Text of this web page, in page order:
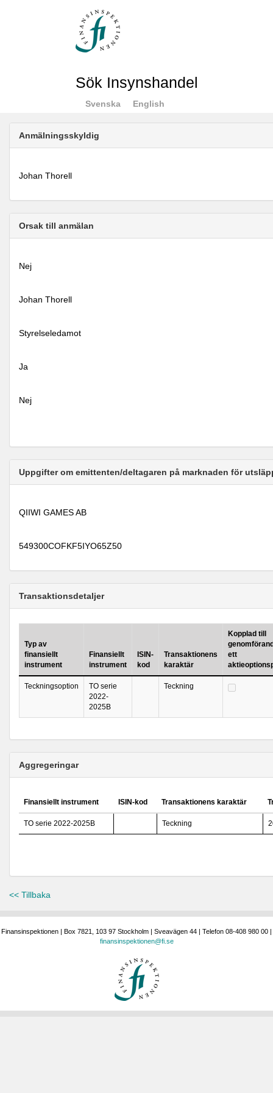
Sök Insynshandel
Svenska English
Anmälningsskyldig
Johan Thorell
Orsak till anmälan
Nej
Johan Thorell
Styrelseledamot
Ja
Nej
Uppgifter om emittenten/deltagaren på marknaden för
QIIWI GAMES AB
549300COFKF5IYO65Z50
Transaktionsdetaljer
Typ av
finansiellt
instrument
Finansiellt
instrument
ISIN-
kod
Transaktionens
karaktär
Kopplad till
ett
Teckningsoption
TO serie
2022-
2025B
Teckning
Aggregeringar
Finansiellt instrument ISIN-kod Transaktionens karaktär
TO serie 2022-2025B Teckning
<< Tillbaka
Finansinspektionen | Box 7821, 103 97 Stockholm | Sveavägen 44 | Telefon 08-408 980 00 |
finansinspektionen@fi.se